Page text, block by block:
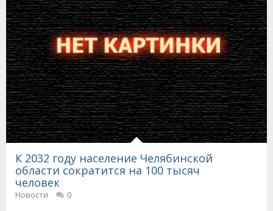
К 2032 году население Челябинской
области сократится на 100 тысяч
человек
Новости
0